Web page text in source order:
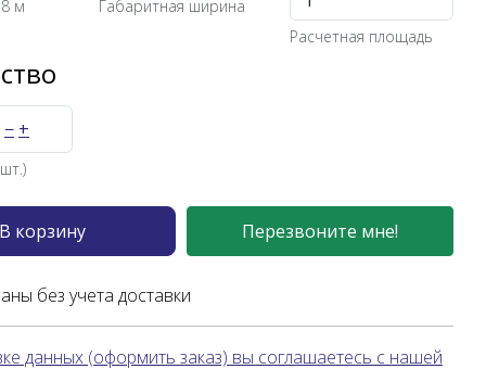
м Габаритная ширина
Расчетная площадь
− +
В корзину Перезвоните мне!
без учета доставки
данных (оформить заказ) вы соглашаетесь с нашей